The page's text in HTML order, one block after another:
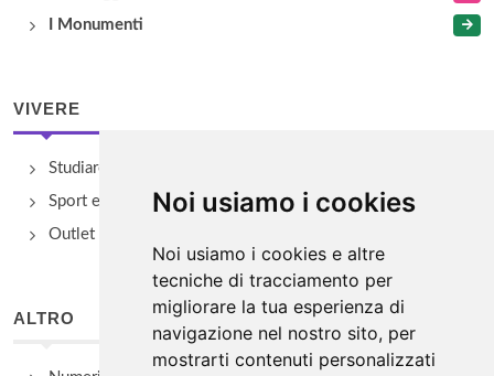
Noi usiamo i cookies
Noi usiamo i cookies e altre
tecniche di tracciamento per
migliorare la tua esperienza di
navigazione nel nostro sito, per
mostrarti contenuti personalizzati
I Monumenti
VIVERE
Studiare
Sport e Benessere
Outlet e spacci aziendali
ALTRO